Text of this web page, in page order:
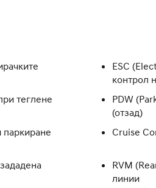
ESC
контрол
теглене
PDW
(отзад)
Cruise
RVM
линии